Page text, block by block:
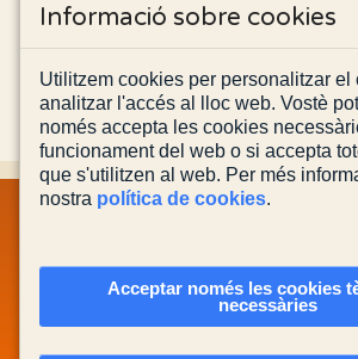
POLÍTICA DE COOKIES
CONTACTA'NS
Informació sobre cookies
Utilitzem cookies per personalitzar el
analitzar l'accés al lloc web. Vostè
només accepta les cookies
funcionament del web o si accepta
que s'utilitzen al web. Per més
nostra política de cookies.
Acceptar només les cookies
necessàries